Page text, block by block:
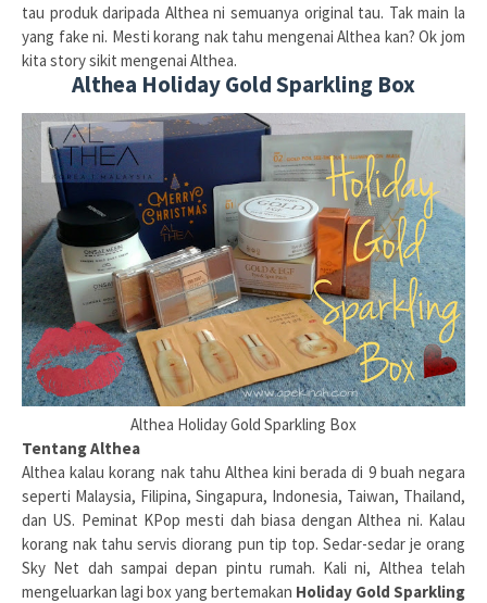
tau produk daripada Althea ni semuanya original tau. Tak main la
yang fake ni. Mesti korang nak tahu mengenai Althea kan? Ok jom
kita story sikit mengenai Althea.
Althea Holiday Gold Sparkling Box
Althea Holiday Gold Sparkling Box
Tentang Althea
Althea kalau korang nak tahu Althea kini berada di 9 buah negara
seperti Malaysia, Filipina, Singapura, Indonesia, Taiwan, Thailand,
dan US. Peminat KPop mesti dah biasa dengan Althea ni. Kalau
korang nak tahu servis diorang pun tip top. Sedar-sedar je orang
Sky Net dah sampai depan pintu rumah. Kali ni, Althea telah
mengeluarkan lagi box yang bertemakan Holiday Gold Sparkling